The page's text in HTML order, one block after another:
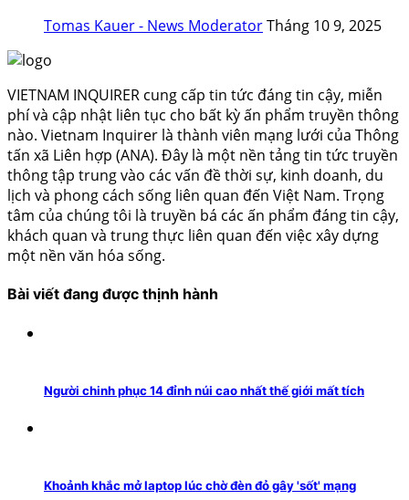
Tomas Kauer - News ModeratorTháng 10 9, 2025
VIETNAM INQUIRER cung cấp tin tức đáng tin cậy, miễn
phí và cập nhật liên tục cho bất kỳ ấn phẩm truyền thông
nào. Vietnam Inquirer là thành viên mạng lưới của Thông
tấn xã Liên hợp (ANA). Đây là một nền tảng tin tức truyền
thông tập trung vào các vấn đề thời sự, kinh doanh, du
lịch và phong cách sống liên quan đến Việt Nam. Trọng
tâm của chúng tôi là truyền bá các ấn phẩm đáng tin cậy,
khách quan và trung thực liên quan đến việc xây dựng
một nền văn hóa sống.
Bài viết đang được thịnh hành
Người chinh phục 14 đỉnh núi cao nhất thế giới mất tích
Khoảnh khắc mở laptop lúc chờ đèn đỏ gây 'sốt' mạng